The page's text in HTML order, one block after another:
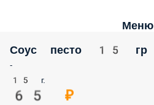
Меню
Соус песто 15 гр
-
15 г.
65 ₽